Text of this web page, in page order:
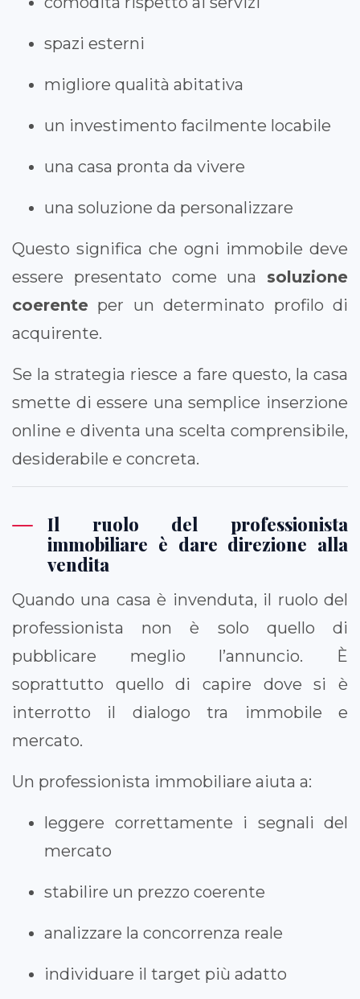
spazi esterni
migliore qualità abitativa
un investimento facilmente locabile
una casa pronta da vivere
una soluzione da personalizzare
Questo significa che ogni immobile deve
essere presentato come una soluzione
coerente per un determinato profilo di
acquirente.
Se la strategia riesce a fare questo, la casa
smette di essere una semplice inserzione
online e diventa una scelta comprensibile,
desiderabile e concreta.
Il ruolo del professionista
immobiliare è dare direzione alla
vendita
Quando una casa è invenduta, il ruolo del
professionista non è solo quello di
pubblicare meglio l’annuncio. È
soprattutto quello di capire dove si è
interrotto il dialogo tra immobile e
mercato.
Un professionista immobiliare aiuta a:
leggere correttamente i segnali del
mercato
stabilire un prezzo coerente
analizzare la concorrenza reale
individuare il target più adatto